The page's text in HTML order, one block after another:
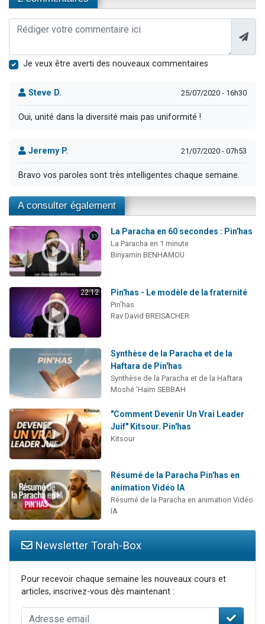
Je veux être averti des nouveaux commentaires
Steve D. 25/07/2020 - 16h30
Oui, unité dans la diversité mais pas uniformité !
Jeremy P. 21/07/2020 - 07h53
Bravo vos paroles sont très intelligentes chaque semaine.
A consulter également
La Paracha en 60 secondes : Pin'has
La Paracha en 1 minute
Binyamin BENHAMOU
22:12 Pin'has - Le modèle de la fraternité
Pin'has
Rav David BREISACHER
Synthèse de la Paracha et de la
Haftara de Pin'has
Synthèse de la Paracha et de la Haftara
Moshé 'Haïm SEBBAH
"Comment Devenir Un Vrai Leader
Juif" Kitsour. Pin'has
Kitsour
Résumé de la Paracha Pin'has en
animation Vidéo IA
Résumé de la Paracha en animation Vidéo
IA
Newsletter Torah-Box
Pour recevoir chaque semaine les nouveaux cours et
articles, inscrivez-vous dès maintenant :